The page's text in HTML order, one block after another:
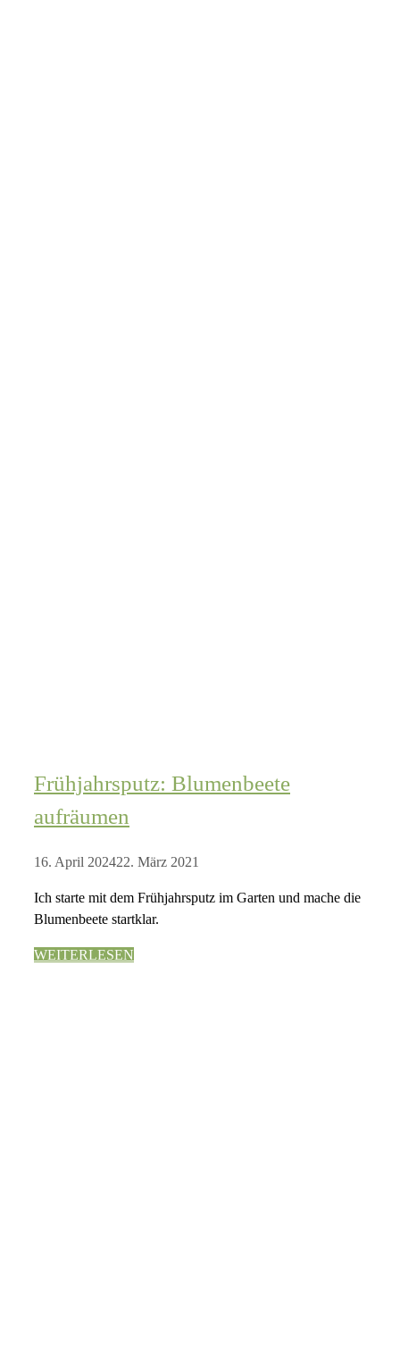
Frühjahrsputz: Blumenbeete
aufräumen
16. April 202422. März 2021
Ich starte mit dem Frühjahrsputz im Garten und mache die
Blumenbeete startklar.
WEITERLESEN